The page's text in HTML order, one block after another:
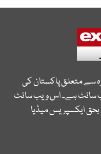
سے متعلق پاکستان کی
سائٹ ہے۔ اس ویب سائٹ
بحق ایکسپریس میڈیا